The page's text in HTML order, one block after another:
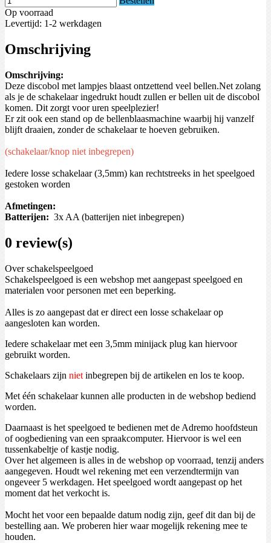
Op voorraad
Levertijd: 1-2 werkdagen
Omschrijving
Omschrijving:
Deze discobol met lampjes blaast ontzettend veel bellen.Net zolang
als je de schakelaar ingedrukt houdt zullen er bellen uit de discobol
komen. Dit zorgt voor uren speelplezier!
Er zit ook een stand op de bellenblaasmachine waarbij hij vanzelf
blijft draaien, zonder de schakelaar te hoeven gebruiken.
(schakelaar/knop niet inbegrepen)
Iedere losse schakelaar (3,5mm) kan rechtstreeks in het speelgoed
gestoken worden
Afmetingen:
Batterijen: 3x AA (batterijen niet inbegrepen)
0 review(s)
Over schakelspeelgoed
Schakelspeelgoed is een webshop met aangepast speelgoed en
materialen voor personen met een beperking.
Alles is zo aangepast dat er direct een losse schakelaar op
aangesloten kan worden.
Iedere schakelaar met een 3,5mm minijack plug kan hiervoor
gebruikt worden.
Schakelaars zijn niet inbegrepen bij de artikelen en los te koop.
Met één schakelaar kunnen alle producten in de webshop bediend
worden.
Daarnaast is het speelgoed te bedienen met de Adremo hoofdsteun
of oogbediening van een spraakcomputer. Hiervoor is wel een
tussenkabeltje of kastje nodig.
Over het algemeen is alles in de webshop op voorraad, tenzij anders
aangegeven. Houdt wel rekening met een verzendtermijn van
ongeveer 5 werkdagen. Het speelgoed wordt aangepast op het
moment dat het verkocht is.
Mocht het voor een bepaalde datum nodig zijn, geef dit dan bij de
bestelling aan. We proberen hier waar mogelijk rekening mee te
houden.